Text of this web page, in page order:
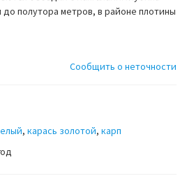
полутора метров, в районе плотины
Сообщить о неточности
, карась золотой, карп